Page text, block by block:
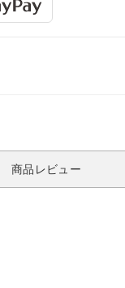
商品レビュー